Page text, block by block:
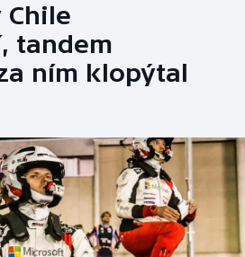
Chile
tandem
ním klopýtal